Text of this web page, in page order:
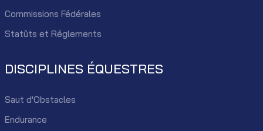
Commissions Fédérales
Statûts et Réglements
DISCIPLINES ÉQUESTRES
Saut d'Obstacles
Endurance